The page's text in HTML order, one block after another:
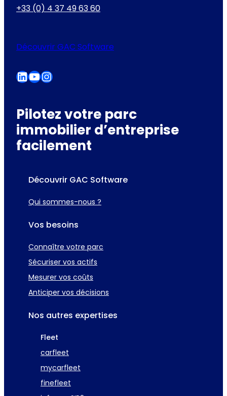
+33 (0) 4 37 49 63 60
Découvrir GAC Software
LinkedIn YouTube Instagram
Pilotez votre parc
immobilier d’entreprise
facilement
Découvrir GAC Software
Qui sommes-nous ?
Vos besoins
Connaître votre parc
Sécuriser vos actifs
Mesurer vos coûts
Anticiper vos décisions
Nos autres expertises
Fleet
carfleet
mycarfleet
finefleet